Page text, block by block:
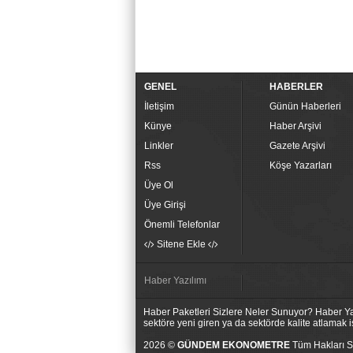
GENEL
İletişim
Künye
Linkler
Rss
Üye Ol
Üye Girişi
Önemli Telefonlar
Sitene Ekle
HABERLER
Günün Haberleri
Haber Arşivi
Gazete Arşivi
Köşe Yazarları
Haber Yazılımı
Haber Paketleri Sizlere Neler Sunuyor? Haber
sektöre yeni giren ya da sektörde kalite atlamak
2026 © GÜNDEM EKONOMETRE Tüm Hakları